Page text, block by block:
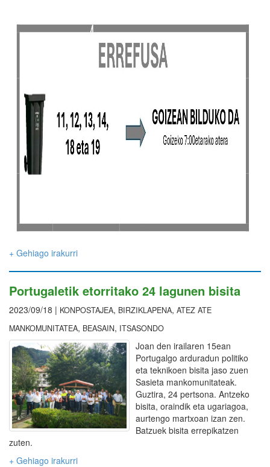
+ Gehiago irakurri
Portugaletik etorritako 24 lagunen bisita
2023/09/18 | KONPOSTAJEA, BIRZIKLAPENA, ATEZ ATE
MANKOMUNITATEA, BEASAIN, ITSASONDO
Joan den irailaren 15ean
Portugalgo arduradun politiko
eta teknikoen bisita jaso zuen
Sasieta mankomunitateak.
Guztira, 24 pertsona. Antzeko
bisita, oraindik eta ugariagoa,
aurtengo martxoan izan zen.
Batzuek bisita errepikatzen
zuten.
+ Gehiago irakurri